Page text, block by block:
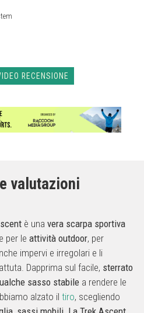
RECENSIONE
valutazioni
è una vera scarpa sportiva
per le attività outdoor, per
impervi e irregolari e li
Dapprima sul facile, sterrato
sasso stabile a rendere le
alzato il tiro, scegliendo